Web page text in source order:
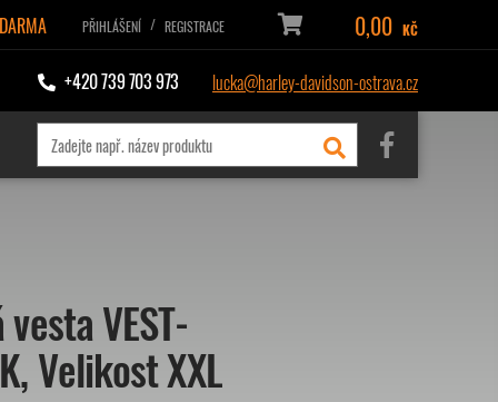
PŘIHLÁŠENÍ / REGISTRACE 0,00 KČ
+420 739 703 973 lucka@harley-davidson-ostrava.cz
VEST-
Velikost XXL